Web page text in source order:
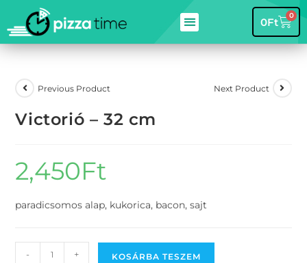
0Ft 0
Previous Product Next Product
Victorió – 32 cm
2,450Ft
paradicsomos alap, kukorica, bacon, sajt
- + KOSÁRBA TESZEM